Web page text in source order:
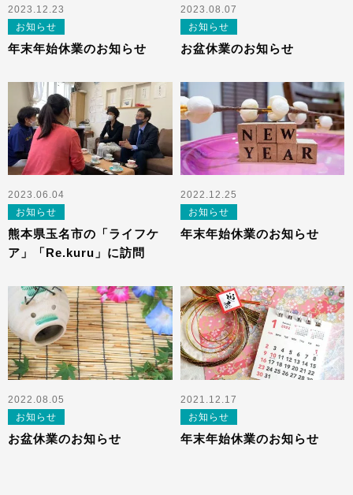
2023.12.23
お知らせ
年末年始休業のお知らせ
2023.08.07
お知らせ
お盆休業のお知らせ
2023.06.04
お知らせ
熊本県玉名市の「ライフケ
ア」「Re.kuru」に訪問
2022.12.25
お知らせ
年末年始休業のお知らせ
2022.08.05
お知らせ
お盆休業のお知らせ
2021.12.17
お知らせ
年末年始休業のお知らせ